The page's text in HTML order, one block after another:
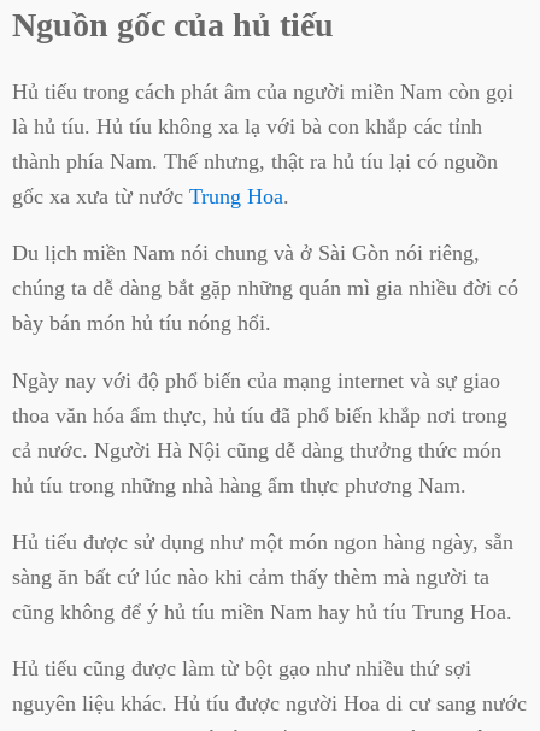
Nguồn gốc của hủ tiếu
Hủ tiếu trong cách phát âm của người miền Nam còn gọi
là hủ tíu. Hủ tíu không xa lạ với bà con khắp các tỉnh
thành phía Nam. Thế nhưng, thật ra hủ tíu lại có nguồn
gốc xa xưa từ nước Trung Hoa.
Du lịch miền Nam nói chung và ở Sài Gòn nói riêng,
chúng ta dễ dàng bắt gặp những quán mì gia nhiều đời có
bày bán món hủ tíu nóng hổi.
Ngày nay với độ phổ biến của mạng internet và sự giao
thoa văn hóa ẩm thực, hủ tíu đã phổ biến khắp nơi trong
cả nước. Người Hà Nội cũng dễ dàng thưởng thức món
hủ tíu trong những nhà hàng ẩm thực phương Nam.
Hủ tiếu được sử dụng như một món ngon hàng ngày, sẵn
sàng ăn bất cứ lúc nào khi cảm thấy thèm mà người ta
cũng không để ý hủ tíu miền Nam hay hủ tíu Trung Hoa.
Hủ tiếu cũng được làm từ bột gạo như nhiều thứ sợi
nguyên liệu khác. Hủ tíu được người Hoa di cư sang nước